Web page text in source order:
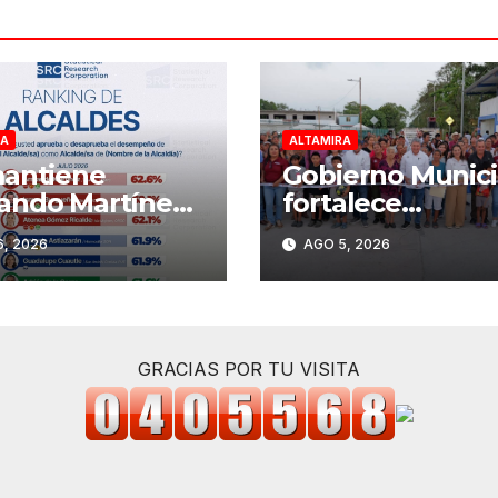
Martínez
los mejores
del país y
uno en
2026
ALTAMIRA
Gobierno
fortalece
infraestructura
urbana de
AGO 5, 2026
GRACIAS POR TU VISITA